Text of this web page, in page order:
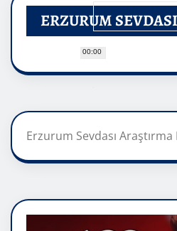
00:00
ERZURUM
Erzurum Sevdası